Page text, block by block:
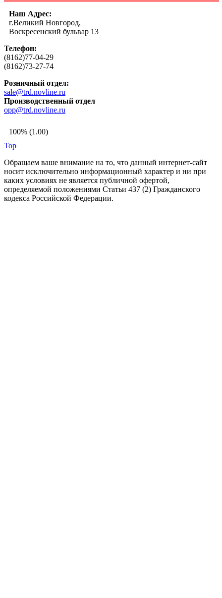
Наш Адрес:
г.Великий Новгород,
Воскресенский бульвар 13
Телефон:
(8162)77-04-29
(8162)73-27-74
Розничный отдел:
sale@trd.novline.ru
Производственный отдел
opp@trd.novline.ru
100% (1.00)
Top
Обращаем ваше внимание на то, что данный интернет-сайт
носит исключительно информационный характер и ни при
каких условиях не является публичной офертой,
определяемой положениями Статьи 437 (2) Гражданского
кодекса Российской Федерации.